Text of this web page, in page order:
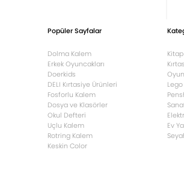
Popüler Sayfalar
Dolma Kalem
Erkek Oyuncakları
Doerkids
DELI Kırtasiye Ürünleri
Fosforlu Kalem
Dosya ve Klasörler
Okul Defteri
Uçlu Kalem
Rotring Kalem
Keskin Color
Kitap
Lego
Ev